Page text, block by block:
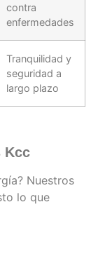
contra
enfermedades
Tranquilidad y
seguridad a
largo plazo
Kcc
Nuestros
lo que